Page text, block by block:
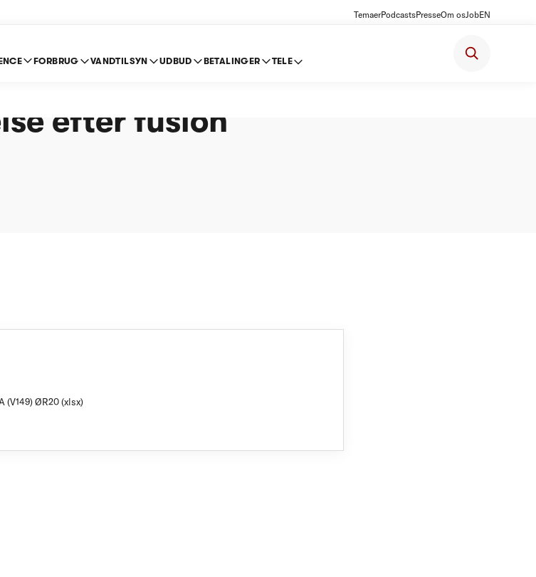
TemaerPodcastsPresseOm osJobEN
FORBRUG VANDTILSYN UDBUD BETALINGER TELE
efter fusion
(V149) ØR20 (xlsx)